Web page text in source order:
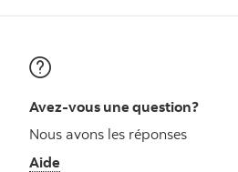
Avez-vous une question?
Nous avons les réponses
Aide